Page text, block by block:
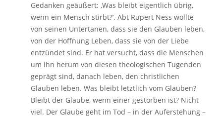
Gedanken geäußert: ‚Was bleibt eigentlich übrig,
wenn ein Mensch stirbt?‘. Abt Rupert Ness wollte
von seinen Untertanen, dass sie den Glauben leben,
von der Hoffnung Leben, dass sie von der Liebe
entzündet sind. Er hat versucht, dass die Menschen
um ihn herum von diesen theologischen Tugenden
geprägt sind, danach leben, den christlichen
Glauben leben. Was bleibt letztlich vom Glauben?
Bleibt der Glaube, wenn einer gestorben ist? Nicht
viel. Der Glaube geht im Tod – in der Auferstehung –